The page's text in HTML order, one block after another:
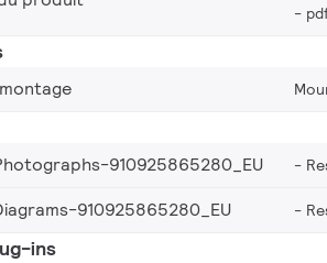
910925865280_EU
910925865280_EU
ins